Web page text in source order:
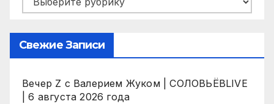
Свежие Записи
Вечер Z с Валерием Жуком | СОЛОВЬЁВLIVE
| 6 августа 2026 года